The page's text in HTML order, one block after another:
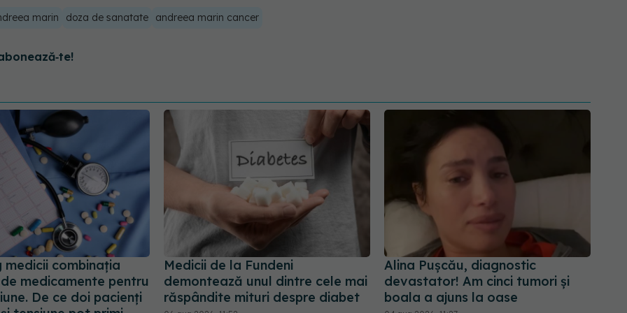
marin doza de sanatate andreea marin cancer
medicii combinația
medicamente pentru
De ce doi pacienți
Medicii de la Fundeni
demontează unul dintre cele mai
răspândite mituri despre diabet
Alina Pușcău, diagnostic
devastator! Am cinci tumori și
boala a ajuns la oase